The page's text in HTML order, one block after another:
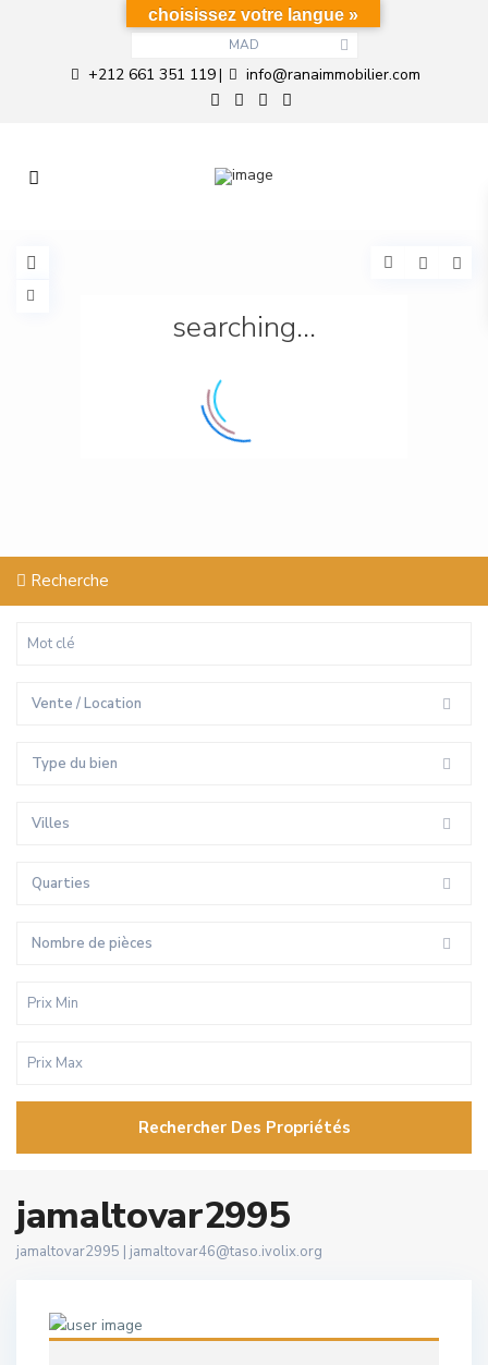
MAD
+212 661 351 119| info@ranaimmobilier.com
searching...
Recherche
Vente / Location
Type du bien
Villes
Quarties
Nombre de pièces
Rechercher Des Propriétés
jamaltovar2995
jamaltovar2995 | jamaltovar46@taso.ivolix.org
choisissez votre langue »